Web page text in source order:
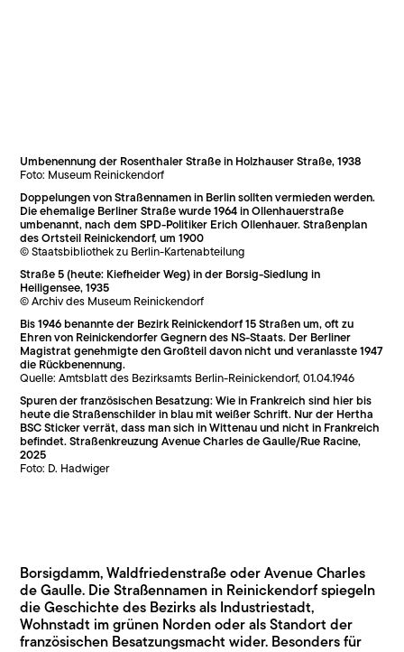
Umbenennung der Rosenthaler Straße in Holzhauser Straße, 1938
Foto: Museum Reinickendorf
Doppelungen von Straßennamen in Berlin sollten vermieden werden.
Die ehemalige Berliner Straße wurde 1964 in Ollenhauerstraße
umbenannt, nach dem SPD-Politiker Erich Ollenhauer. Straßenplan
des Ortsteil Reinickendorf, um 1900
© Staatsbibliothek zu Berlin-Kartenabteilung
Straße 5 (heute: Kiefheider Weg) in der Borsig-Siedlung in
Heiligensee, 1935
© Archiv des Museum Reinickendorf
Bis 1946 benannte der Bezirk Reinickendorf 15 Straßen um, oft zu
Ehren von Reinickendorfer Gegnern des NS-Staats. Der Berliner
Magistratgenehmigte den Großteil davon nicht und veranlasste 1947
die Rückbenennung.
Quelle: Amtsblatt des Bezirksamts Berlin-Reinickendorf, 01.04.1946
Spuren der französischen Besatzung: Wie in Frankreich sind hier bis
heute die Straßenschilder in blau mit weißer Schrift. Nur der Hertha
BSC Sticker verrät, dass man sich in Wittenau und nicht in Frankreich
befindet. Straßenkreuzung Avenue Charles de Gaulle/Rue Racine,
2025
Foto: D. Hadwiger
Borsigdamm, Waldfriedenstraße oder Avenue Charles
de Gaulle. Die Straßennamen in Reinickendorf spiegeln
die Geschichte des Bezirks als Industriestadt,
Wohnstadt im grünen Norden oder als Standort der
französischen Besatzungsmacht wider. Besonders für